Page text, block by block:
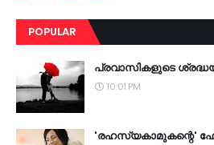
POPULAR
പ്രവാസികളുടെ
10:01 PM
'രഹസ്യകാമുകന്റെ'